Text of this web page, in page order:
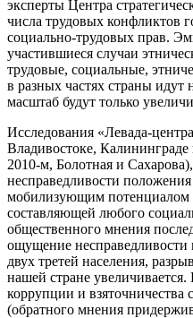
эксперты Центра
числа трудовых конфликтов
социально-трудовых прав.
участившиеся случаи
трудовые, социальные,
в разных частях страны идут
масштаб будут только
Исследования «Левада-
Владивостоке,
2010-м, Болотная и
несправедливости
мобилизующим потенциалом
составляющей любого
общественного мнения
ощущение
двух третей населения,
нашей стране
коррупции и взяточничества
(обратного мнения